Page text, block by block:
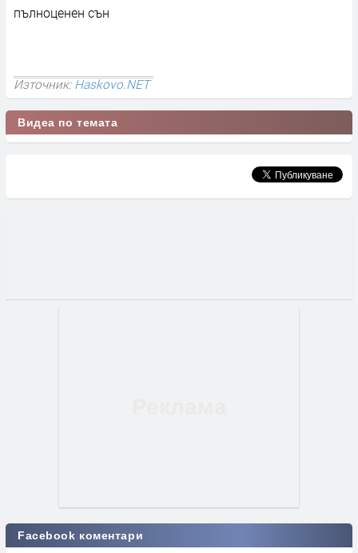
пълноценен сън
Източник:Haskovo.NET
Видеа по темата
Facebook коментари